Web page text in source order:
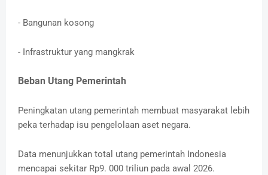
- Bangunan kosong
- Infrastruktur yang mangkrak
Beban Utang Pemerintah
Peningkatan utang pemerintah membuat masyarakat lebih
peka terhadap isu pengelolaan aset negara.
Data menunjukkan total utang pemerintah Indonesia
mencapai sekitar Rp9. 000 triliun pada awal 2026.